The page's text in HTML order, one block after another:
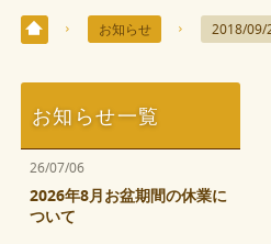
お知らせ 2018/09/
お知らせ一覧
26/07/06
2026年8月お盆期間の休業に
ついて